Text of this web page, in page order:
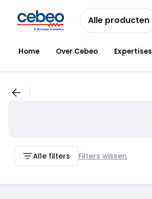
naar
navigatie
naar
inhoud
Alle producten
Home Over Cebeo Expertises
Alle filters Filters wissen